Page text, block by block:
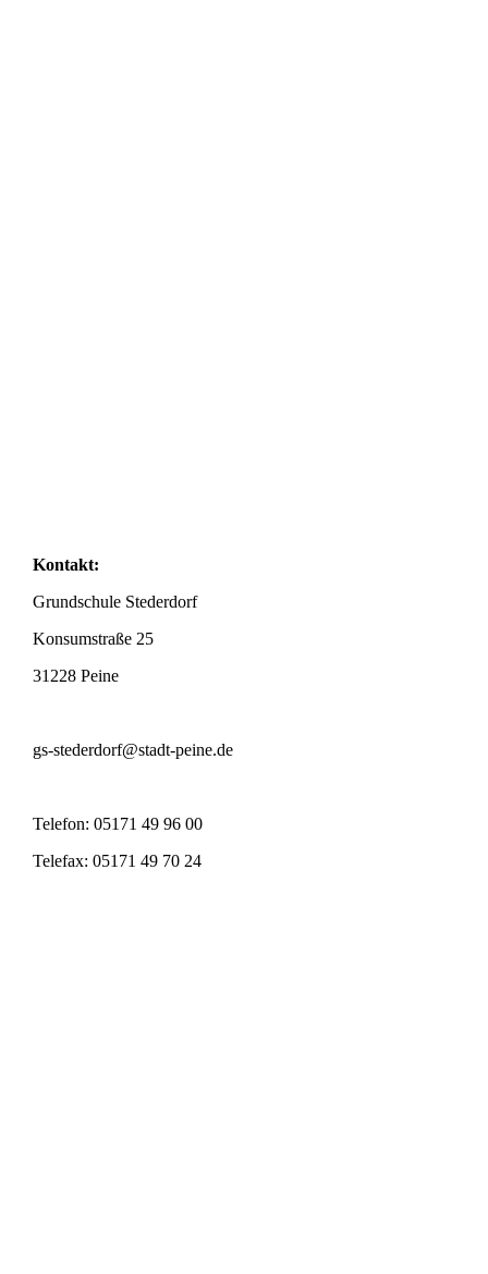
Kontakt:
Grundschule Stederdorf
Konsumstraße 25
31228 Peine
gs-stederdorf@stadt-peine.de
Telefon: 05171 49 96 00
Telefax: 05171 49 70 24